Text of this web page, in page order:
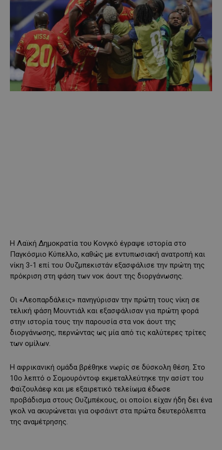
Η Λαϊκή Δημοκρατία του Κονγκό έγραψε ιστορία στο
Παγκόσμιο Κύπελλο, καθώς με εντυπωσιακή ανατροπή και
νίκη 3-1 επί του Ουζμπεκιστάν εξασφάλισε την πρώτη της
πρόκριση στη φάση των νοκ άουτ της διοργάνωσης.
Οι «Λεοπαρδάλεις» πανηγύρισαν την πρώτη τους νίκη σε
τελική φάση Μουντιάλ και εξασφάλισαν για πρώτη φορά
στην ιστορία τους την παρουσία στα νοκ άουτ της
διοργάνωσης, περνώντας ως μία από τις καλύτερες τρίτες
των ομίλων.
Η αφρικανική ομάδα βρέθηκε νωρίς σε δύσκολη θέση. Στο
10ο λεπτό ο Σομουρόντοφ εκμεταλλεύτηκε την ασίστ του
Φαϊζουλάεφ και με εξαιρετικό τελείωμα έδωσε
προβάδισμα στους Ουζμπέκους, οι οποίοι είχαν ήδη δει ένα
γκολ να ακυρώνεται για οφσάιντ στα πρώτα δευτερόλεπτα
της αναμέτρησης.